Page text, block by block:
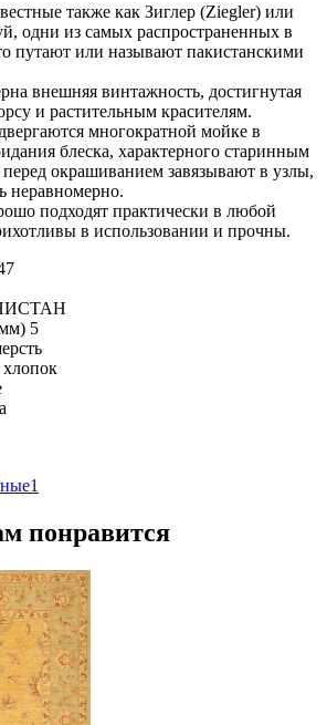
также как Зиглер (Ziegler) или
одни из самых распространенных в
путают или называют пакистанскими
внешняя винтажность, достигнутая
и растительным красителям.
многократной мойке в
блеска, характерного старинным
окрашиванием завязывают в узлы,
неравномерно.
подходят практически в любой
в использовании и прочны.
5
хлопок
1
понравится